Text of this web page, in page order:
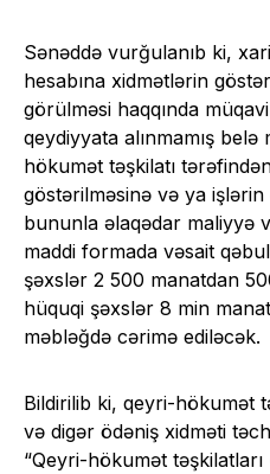
Sənəddə vurğulanıb ki,
hesabına xidmətlərin
görülməsi haqqında
qeydiyyata alınmamış
hökumət təşkilatı
göstərilməsinə və ya
bununla əlaqədar maliyyə
maddi formada vəsait
şəxslər 2 500 manatdan
hüquqi şəxslər 8 min
məbləğdə cərimə ediləcək.
Bildirilib ki, qeyri-hökumət
və digər ödəniş xidməti
“Qeyri-hökumət